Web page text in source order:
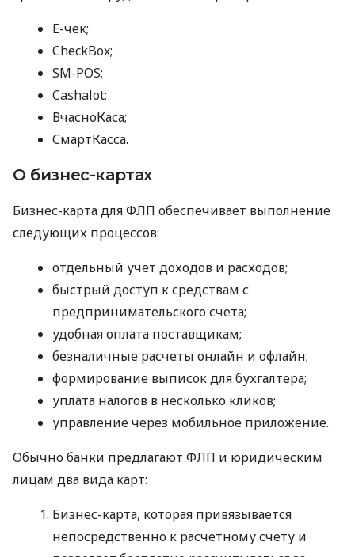
E-чек;
CheckBox;
SM-POS;
Cashalot;
ВчасноКаса;
СмартКасса.
О бизнес-картах
Бизнес-карта для ФЛП обеспечивает выполнение
следующих процессов:
отдельный учет доходов и расходов;
быстрый доступ к средствам с
предпринимательского счета;
удобная оплата поставщикам;
безналичные расчеты онлайн и офлайн;
формирование выписок для бухгалтера;
уплата налогов в несколько кликов;
управление через мобильное приложение.
Обычно банки предлагают ФЛП и юридическим
лицам два вида карт:
Бизнес-карта, которая привязывается
непосредственно к расчетному счету и